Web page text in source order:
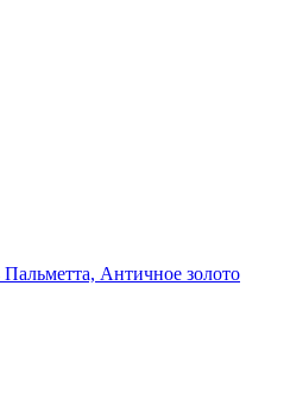
Античное золото